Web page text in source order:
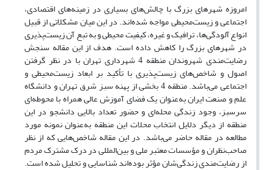
امروزه شهرهای بزرگ با چالش‌های بسیاری در زمینه‌های اقتصادی،
اجتماعی و زیست‌محیطی مواجه شده‌اند. در این میان مشکلاتی از قبیل
انواع آلودگی‌ها، ترافیک و غیره، کیفیت محیطی و به تبع آن زیست‌پذیری
در شهرهای بزرگ را کاهش داده است. هدف از این مقاله سنجش
رضایت‌مندی شهروندان منطقه 4 شهرداری تهران با در نظر گرفتن
اصول و شاخص‌های زیست‌پذیری با تأکید بر ابعاد زیست‌محیطی و
اجتماعی می‌باشد. منطقه 4 بخشی از پهنه سبز شرق تهران و دانشگاه
علم و صنعت ایران به‌عنوان یک فضای آموزش عالی همراه با محوطه‌ای
سرسبز، وجود زندگی محله‌ای و حضور تعداد بالایی دانشجو در این
منطقه از دیگر دلایل انتخاب محلات این منطقه به‌عنوان نمونه مورد
مطالعه در مقاله حاضر می‌باشد. در این مقاله شاخص‌هایی که از نظر
صاحب‌نظران و مؤسسات معتبر ملی و بین‌المللی در درک مشترک مردم
از رضایت‌مندی زندگی‌شان مؤثر بوده‌اند شناسایی و تحلیل شده است.